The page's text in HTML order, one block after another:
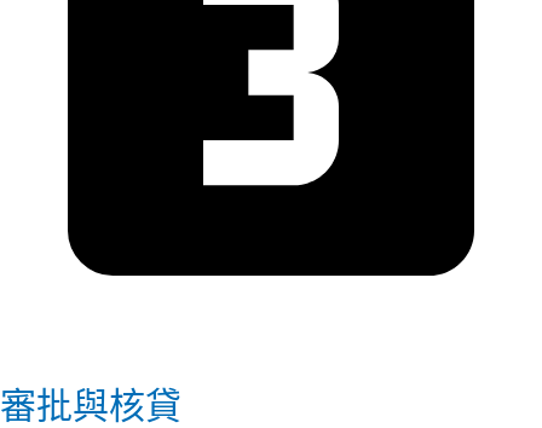
審批與核貸